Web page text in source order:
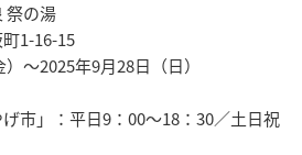
祭の湯
1-16-15
〜2025年9月28日（日）
市」：平日9：00〜18：30／土日祝